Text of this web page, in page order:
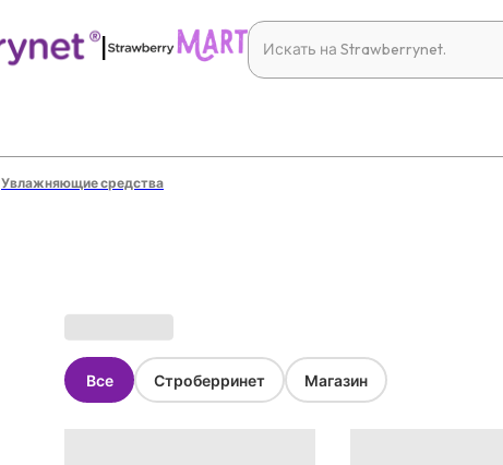
|
Увлажняющие средства
Все Строберринет Магазин